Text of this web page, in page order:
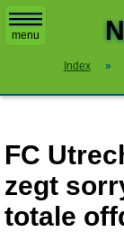
menu
Index »
FC
zegt
totale